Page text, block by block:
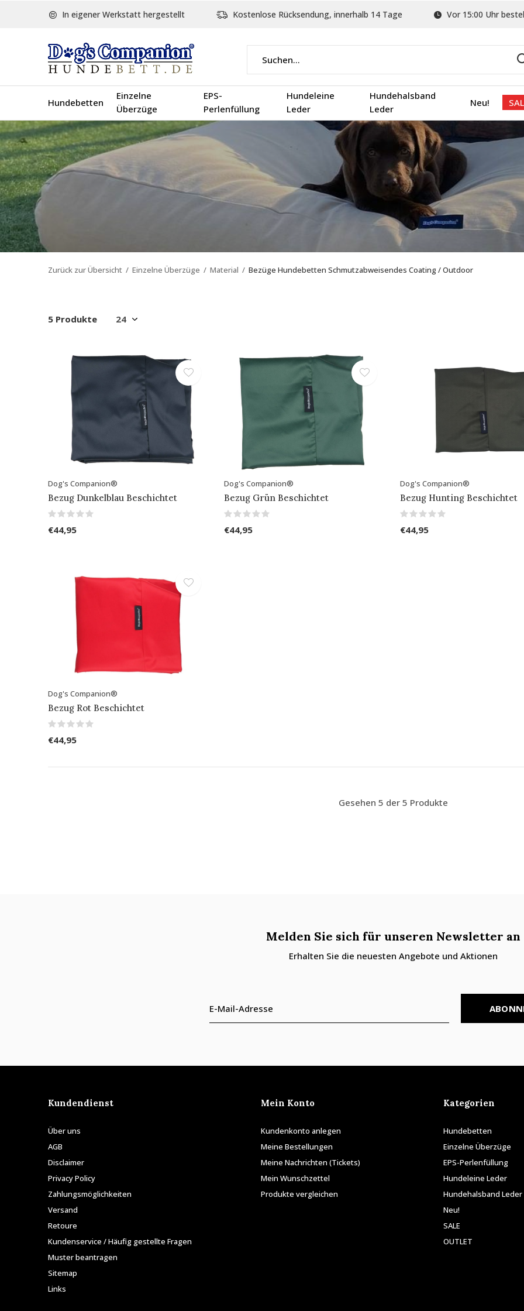
Hundebetten
Einzelne
Überzüge
EPS-
Perlenfüllung
Hundeleine
Leder
Hundehalsband
Leder
Neu!
In eigener Werkstatt hergestellt Kostenlose Rücksendung, innerhalb 14 Tage Vor 15:00 Uhr
Zurück zur Übersicht Einzelne Überzüge Material Bezüge Hundebetten Schmutzabweisendes Coating / Outdoor
5 Produkte
Dog's Companion®
Bezug Dunkelblau Beschichtet
€44,95
Dog's Companion®
Bezug Grün Beschichtet
€44,95
Dog's Companion®
Bezug Hunting Beschichtet
€44,95
Dog's Companion®
Bezug Rot Beschichtet
€44,95
Gesehen 5 der 5 Produkte
Melden Sie sich für unseren Newsletter an
Erhalten Sie die neuesten Angebote und Aktionen
Kundendienst
Über uns
AGB
Disclaimer
Privacy Policy
Zahlungsmöglichkeiten
Versand
Retoure
Kundenservice / Häufig gestellte Fragen
Muster beantragen
Sitemap
Links
Mein Konto
Kundenkonto anlegen
Meine Bestellungen
Meine Nachrichten (Tickets)
Mein Wunschzettel
Produkte vergleichen
Kategorien
Hundebetten
Einzelne Überzüge
EPS-Perlenfüllung
Hundeleine Leder
Hundehalsband Leder
Neu!
SALE
OUTLET